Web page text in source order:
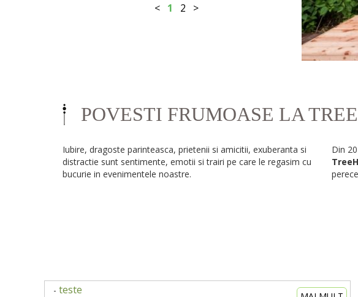
< 1 2 >
POVESTI FRUMOASE LA
Iubire, dragoste parinteasca, prietenii si amicitii, exuberanta si
distractie sunt sentimente, emotii si trairi pe care le regasim cu
bucurie in evenimentele noastre.
Din
- teste